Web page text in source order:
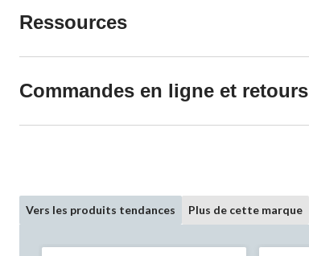
Ressources
Commandes en ligne et retours
Vers les produits tendances Plus de cette marque